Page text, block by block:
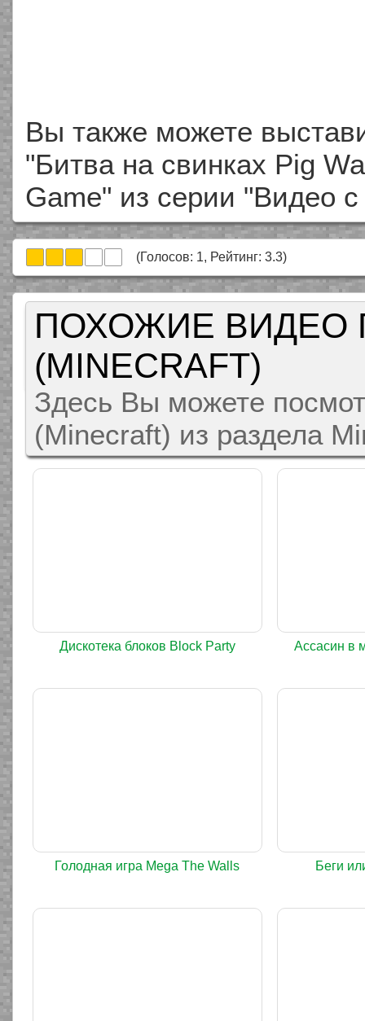
Вы также можете
"Битва на свинках Pig
Game" из серии "Видео
(Голосов: 1, Рейтинг: 3.3)
ПОХОЖИЕ ВИДЕО
(MINECRAFT)
Здесь Вы можете
(Minecraft) из раздела
Дискотека блоков Block Party Ассасин в
Голодная игра Mega The Walls Беги